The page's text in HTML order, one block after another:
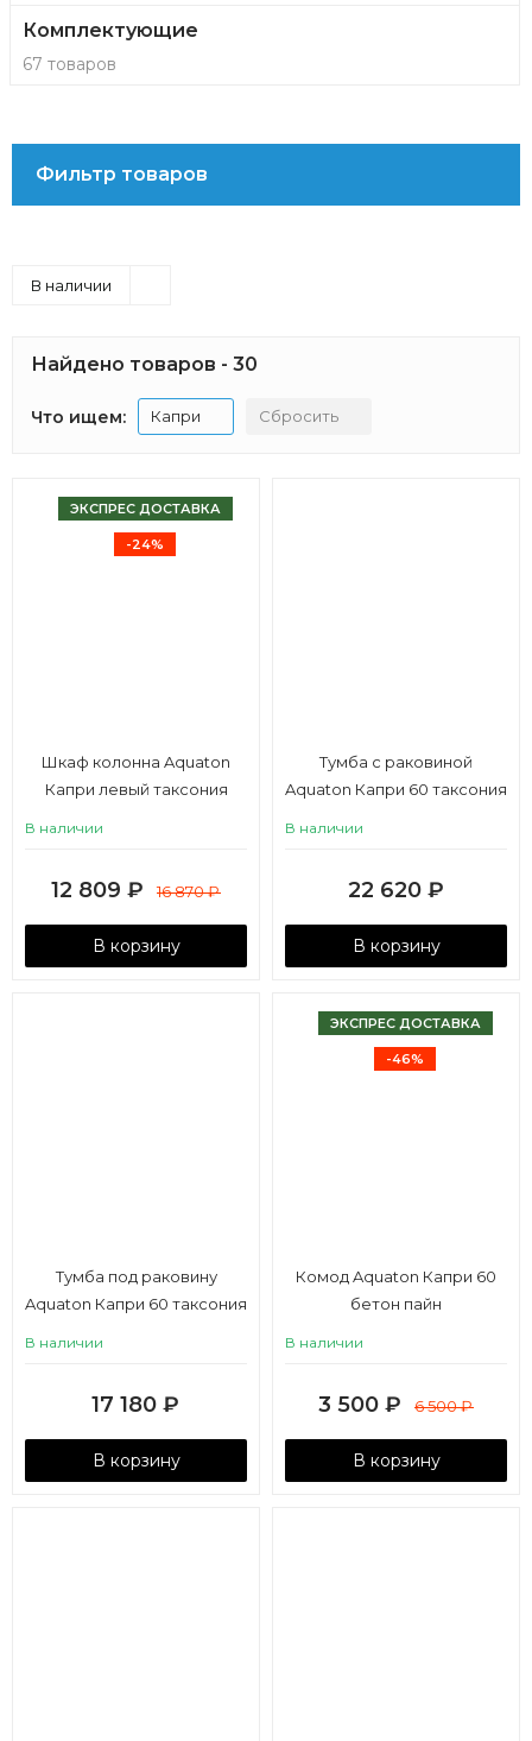
Комплектующие
67 товаров
Фильтр товаров
В наличии
Найдено товаров - 30
Что ищем: Капри Сбросить
ЭКСПРЕС ДОСТАВКА
-24%
Шкаф колонна Aquaton
Капри левый таксония
В наличии
12 809 ₽ 16 870₽
В корзину
Тумба с раковиной
Aquaton Капри 60 таксония
В наличии
22 620 ₽
В корзину
Тумба под раковину
Aquaton Капри 60 таксония
В наличии
17 180 ₽
В корзину
ЭКСПРЕС ДОСТАВКА
-46%
Комод Aquaton Капри 60
бетон пайн
В наличии
3 500 ₽ 6 500₽
В корзину